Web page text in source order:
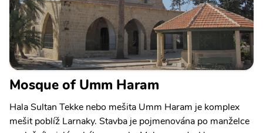
Mosque of Umm Haram
Hala Sultan Tekke nebo mešita Umm Haram je komplex
mešit poblíž Larnaky. Stavba je pojmenována po manželce